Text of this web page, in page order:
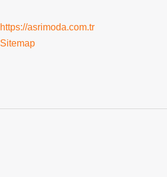
https://asrimoda.com.tr
Sitemap